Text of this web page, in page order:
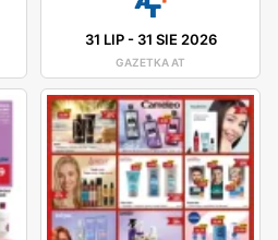
31 LIP- 31 SIE 2026
GAZETKA AT